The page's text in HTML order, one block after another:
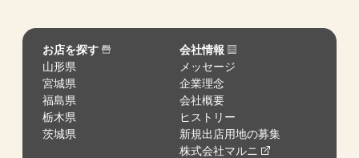
お店を探す
山形県
宮城県
福島県
栃木県
茨城県
会社情報
メッセージ
企業理念
会社概要
ヒストリー
新規出店用地の募集
株式会社マルニ